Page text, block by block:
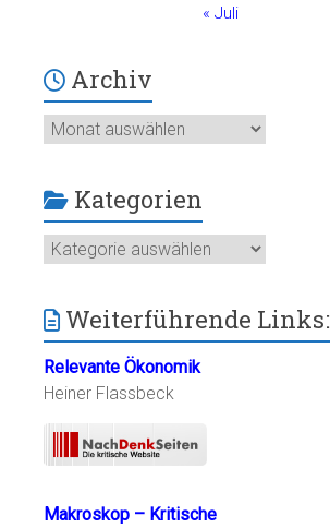
« Juli
Archiv
Archiv
Kategorien
Kategorien
Weiterführende Links:
Relevante Ökonomik
Heiner Flassbeck
Makroskop – Kritische